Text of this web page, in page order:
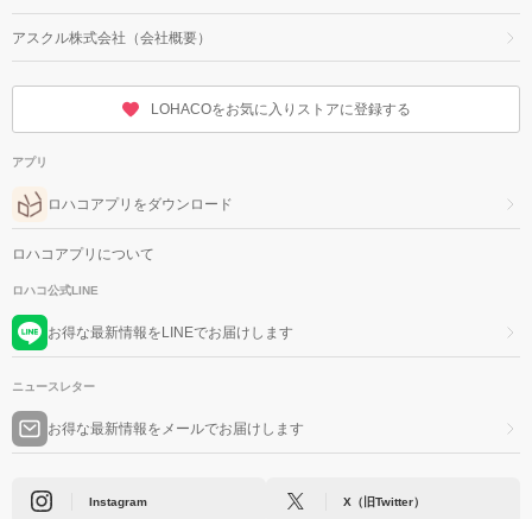
アスクル株式会社（会社概要）
LOHACOをお気に入りストアに登録する
アプリ
ロハコアプリをダウンロード
ロハコアプリについて
ロハコ公式LINE
お得な最新情報をLINEでお届けします
ニュースレター
お得な最新情報をメールでお届けします
Instagram X（旧Twitter）